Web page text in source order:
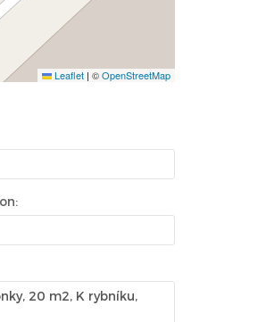
Leaflet | ©OpenStreetMap